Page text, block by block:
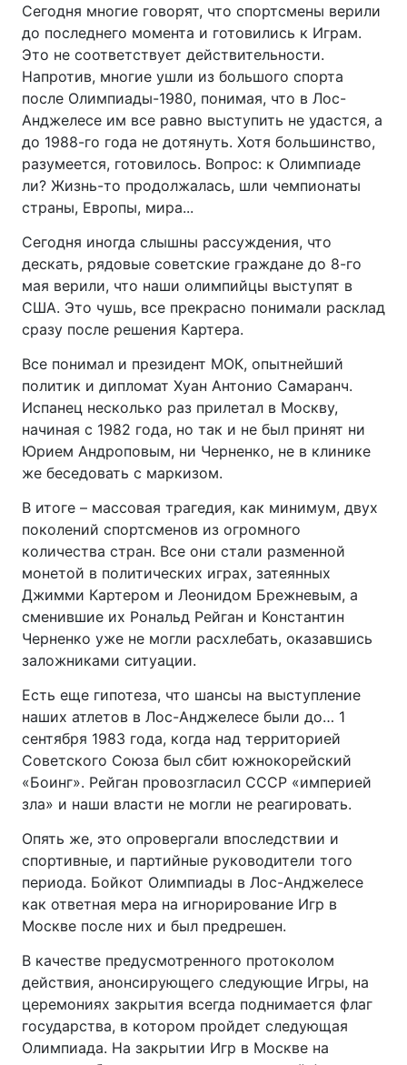
Сегодня многие говорят, что спортсмены верили
до последнего момента и готовились к Играм.
Это не соответствует действительности.
Напротив, многие ушли из большого спорта
после Олимпиады-1980, понимая, что в Лос-
Анджелесе им все равно выступить не удастся, а
до 1988-го года не дотянуть. Хотя большинство,
разумеется, готовилось. Вопрос: к Олимпиаде
ли? Жизнь-то продолжалась, шли чемпионаты
страны, Европы, мира...
Сегодня иногда слышны рассуждения, что
дескать, рядовые советские граждане до 8-го
мая верили, что наши олимпийцы выступят в
США. Это чушь, все прекрасно понимали расклад
сразу после решения Картера.
Все понимал и президент МОК, опытнейший
политик и дипломат Хуан Антонио Самаранч.
Испанец несколько раз прилетал в Москву,
начиная с 1982 года, но так и не был принят ни
Юрием Андроповым, ни Черненко, не в клинике
же беседовать с маркизом.
В итоге – массовая трагедия, как минимум, двух
поколений спортсменов из огромного
количества стран. Все они стали разменной
монетой в политических играх, затеянных
Джимми Картером и Леонидом Брежневым, а
сменившие их Рональд Рейган и Константин
Черненко уже не могли расхлебать, оказавшись
заложниками ситуации.
Есть еще гипотеза, что шансы на выступление
наших атлетов в Лос-Анджелесе были до… 1
сентября 1983 года, когда над территорией
Советского Союза был сбит южнокорейский
«Боинг». Рейган провозгласил СССР «империей
зла» и наши власти не могли не реагировать.
Опять же, это опровергали впоследствии и
спортивные, и партийные руководители того
периода. Бойкот Олимпиады в Лос-Анджелесе
как ответная мера на игнорирование Игр в
Москве после них и был предрешен.
В качестве предусмотренного протоколом
действия, анонсирующего следующие Игры, на
церемониях закрытия всегда поднимается флаг
государства, в котором пройдет следующая
Олимпиада. На закрытии Игр в Москве на